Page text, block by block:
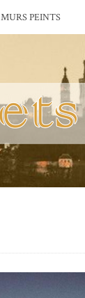
MURS PEINTS